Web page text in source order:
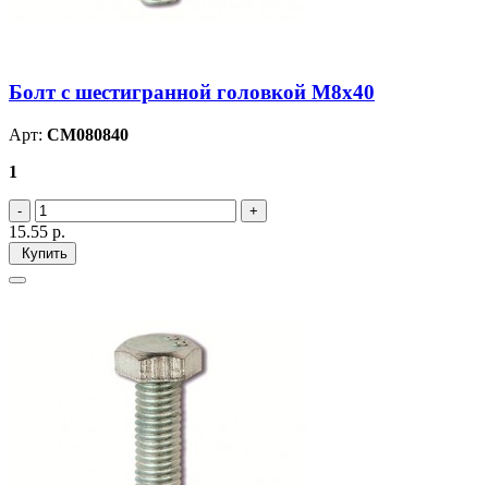
Болт с шестигранной головкой М8х40
Арт: CM080840
1
15.55 р.
Купить